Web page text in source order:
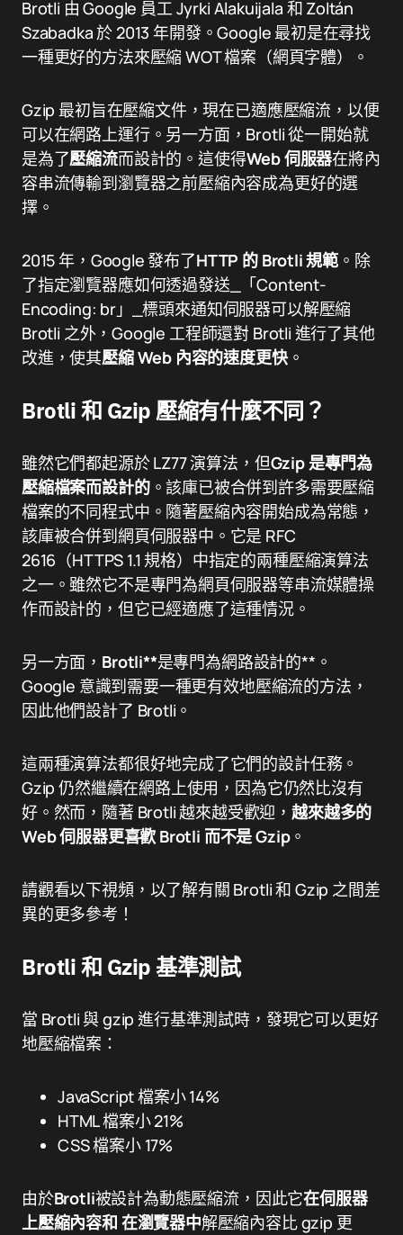
Brotli 由 Google 員工 Jyrki Alakuijala 和 Zoltán
Szabadka 於 2013 年開發。Google 最初是在尋找
一種更好的方法來壓縮 WOT 檔案（網頁字體）。
Gzip 最初旨在壓縮文件，現在已適應壓縮流，以便
可以在網路上運行。另一方面，Brotli 從一開始就
是為了壓縮流而設計的。這使得Web 伺服器在將內
容串流傳輸到瀏覽器之前壓縮內容成為更好的選
擇。
2015 年，Google 發布了HTTP 的 Brotli 規範 。除
了指定瀏覽器應如何透過發送_「Content-
Encoding: br」_標頭來通知伺服器可以解壓縮
Brotli 之外，Google 工程師還對 Brotli 進行了其他
改進，使其壓縮 Web 內容的速度更快。
Brotli 和 Gzip 壓縮有什麼不同？
雖然它們都起源於 LZ77 演算法，但Gzip 是專門為
壓縮檔案而設計的。該庫已被合併到許多需要壓縮
檔案的不同程式中。隨著壓縮內容開始成為常態，
該庫被合併到網頁伺服器中。它是 RFC
2616（HTTPS 1.1 規格）中指定的兩種壓縮演算法
之一。雖然它不是專門為網頁伺服器等串流媒體操
作而設計的，但它已經適應了這種情況。
另一方面， Brotli**是專門為網路設計的**。
Google 意識到需要一種更有效地壓縮流的方法，
因此他們設計了 Brotli。
這兩種演算法都很好地完成了它們的設計任務。
Gzip 仍然繼續在網路上使用，因為它仍然比沒有
好。然而，隨著 Brotli 越來越受歡迎，越來越多的
Web 伺服器更喜歡 Brotli 而不是 Gzip。
請觀看以下視頻，以了解有關 Brotli 和 Gzip 之間差
異的更多參考！
Brotli 和 Gzip 基準測試
當 Brotli 與 gzip 進行基準測試時，發現它可以更好
地壓縮檔案：
JavaScript 檔案小 14%
HTML 檔案小 21%
CSS 檔案小 17%
由於Brotli被設計為動態壓縮流，因此它在伺服器
上壓縮內容和 在瀏覽器中解壓縮內容比 gzip 更